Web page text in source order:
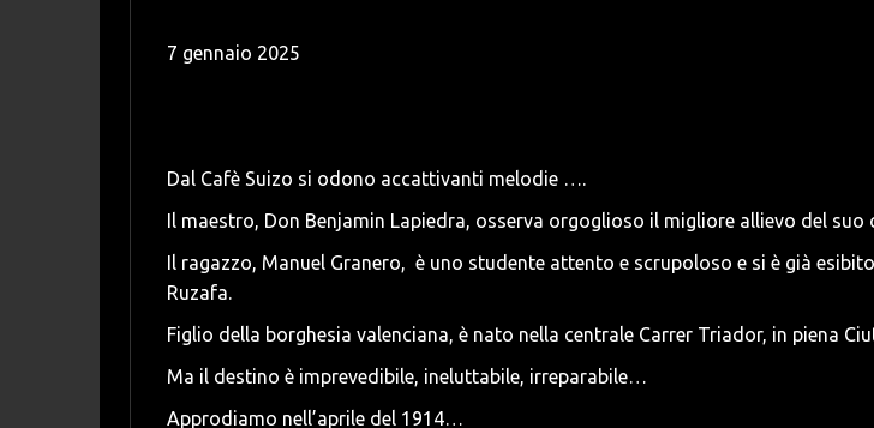
7 gennaio 2025
Dal Cafè Suizo si odono accattivanti melodie ….
Il maestro, Don Benjamin Lapiedra, osserva orgoglioso il migliore allievo del suo
Il ragazzo, Manuel Granero, è uno studente attento e scrupoloso e si è già
Ruzafa.
Figlio della borghesia valenciana, è nato nella centrale Carrer Triador, in piena
Ma il destino è imprevedibile, ineluttabile, irreparabile…
Approdiamo nell’aprile del 1914…